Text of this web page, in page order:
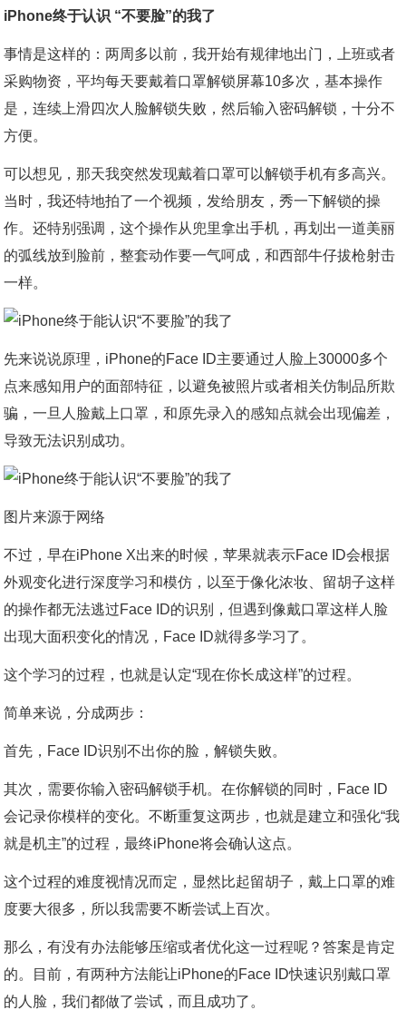
iPhone终于认识 “不要脸”的我了
事情是这样的：两周多以前，我开始有规律地出门，上班或者
采购物资，平均每天要戴着口罩解锁屏幕10多次，基本操作
是，连续上滑四次人脸解锁失败，然后输入密码解锁，十分不
方便。
可以想见，那天我突然发现戴着口罩可以解锁手机有多高兴。
当时，我还特地拍了一个视频，发给朋友，秀一下解锁的操
作。还特别强调，这个操作从兜里拿出手机，再划出一道美丽
的弧线放到脸前，整套动作要一气呵成，和西部牛仔拔枪射击
一样。
先来说说原理，iPhone的Face ID主要通过人脸上30000多个
点来感知用户的面部特征，以避免被照片或者相关仿制品所欺
骗，一旦人脸戴上口罩，和原先录入的感知点就会出现偏差，
导致无法识别成功。
图片来源于网络
不过，早在iPhone X出来的时候，苹果就表示Face ID会根据
外观变化进行深度学习和模仿，以至于像化浓妆、留胡子这样
的操作都无法逃过Face ID的识别，但遇到像戴口罩这样人脸
出现大面积变化的情况，Face ID就得多学习了。
这个学习的过程，也就是认定“现在你长成这样”的过程。
简单来说，分成两步：
首先，Face ID识别不出你的脸，解锁失败。
其次，需要你输入密码解锁手机。在你解锁的同时，Face ID
会记录你模样的变化。不断重复这两步，也就是建立和强化“我
就是机主”的过程，最终iPhone将会确认这点。
这个过程的难度视情况而定，显然比起留胡子，戴上口罩的难
度要大很多，所以我需要不断尝试上百次。
那么，有没有办法能够压缩或者优化这一过程呢？答案是肯定
的。目前，有两种方法能让iPhone的Face ID快速识别戴口罩
的人脸，我们都做了尝试，而且成功了。